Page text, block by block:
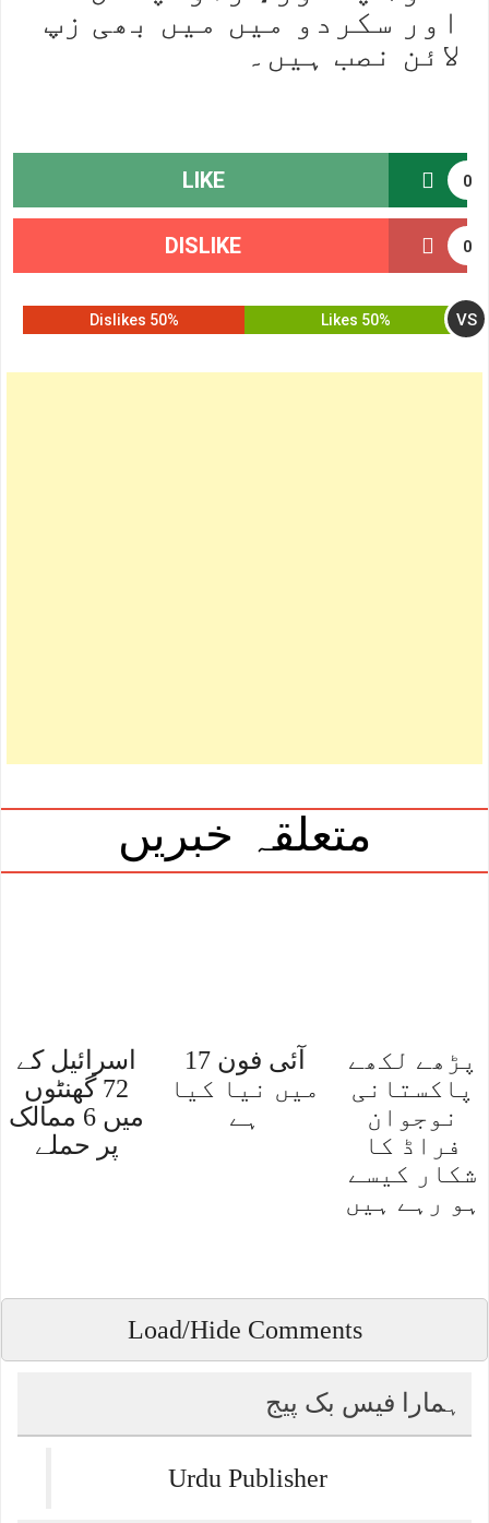
اور سکردو میں میں بھی زپ
لائن نصب ہیں۔
0
LIKE
0
DISLIKE
50% Likes VS
50% Dislikes
متعلقہ خبریں
پڑھے لکھے
پاکستانی
نوجوان
فراڈ کا
شکار کیسے
ہو رہے ہیں
آئی فون 17
میں نیا کیا
ہے
اسرائیل کے
72 گھنٹوں
میں 6 ممالک
پر حملے
Load/Hide Comments
ہمارا فیس بک پیج
Urdu Publisher